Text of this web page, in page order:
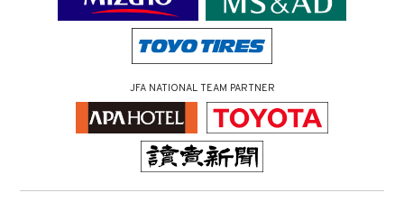
JFA NATIONAL TEAM PARTNER